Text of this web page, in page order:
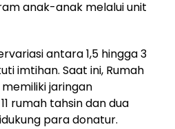
anak-anak melalui unit
antara 1,5 hingga 3
imtihan. Saat ini, Rumah
jaringan
rumah tahsin dan dua
para donatur.